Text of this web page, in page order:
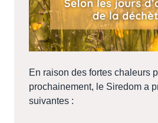
En raison des fortes chaleurs
prochainement, le Siredom a
suivantes :